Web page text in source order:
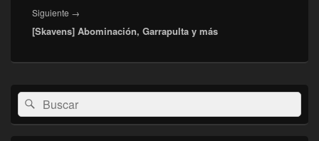
Siguiente →
siguiente:
[Skavens] Abominación, Garrapulta y más
El
área
de
widget
Buscar
por:
Buscar